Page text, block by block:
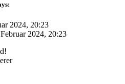
2024, 20:23
2024, 20:23